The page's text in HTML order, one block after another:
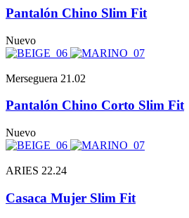
Pantalón Chino Slim Fit
Nuevo
Merseguera 21.02
Pantalón Chino Corto Slim Fit
Nuevo
ARIES 22.24
Casaca Mujer Slim Fit